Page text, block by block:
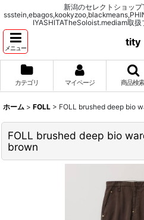
新潟のセレクトショッ
IYASHITATheSoloist.mediam取
メニュー
tity
カテゴリ マイページ 商品検
ホーム > FOLL > FOLL brushed deep bio
FOLL brushed deep bio
brown